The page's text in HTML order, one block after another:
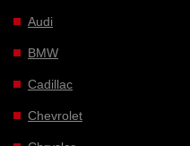
Audi
BMW
Cadillac
Chevrolet